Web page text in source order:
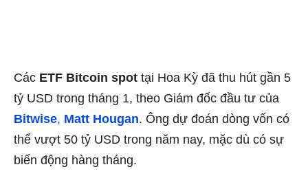
Các ETF Bitcoin spot tại Hoa Kỳ đã thu hút gần 5
tỷ USD trong tháng 1, theo Giám đốc đầu tư của
Bitwise, Matt Hougan. Ông dự đoán dòng vốn có
thể vượt 50 tỷ USD trong năm nay, mặc dù có sự
biến động hàng tháng.